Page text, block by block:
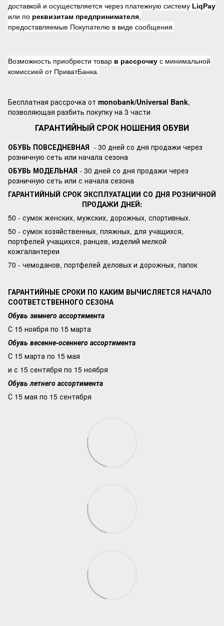
доставкой и осуществляется через платежную систему LiqPay
или по реквизитам предпринимателя
предоставляемые Покупателю в виде сообщения.
Возможность приобрести товар в рассрочку с минимальной
комиссией от ПриватБанка.
Бесплатная рассрочка от monobank/Universal Bank,
позволяющая разбить покупку на 3 части
ГАРАНТИЙНЫЙ СРОК НОШЕНИЯ ОБУВИ
ОБУВЬ ПОВСЕДНЕВНАЯ - 30 дней со дня продажи через
розничную сеть или начала сезона
ОБУВЬ МОДЕЛЬНАЯ - 30 дней со дня продажи через
розничную сеть или с начала сезона
ГАРАНТИЙНЫЙ СРОК ЭКСПЛУАТАЦИИ СО ДНЯ РОЗНИЧНОЙ
ПРОДАЖИ ДНЕЙ:
50 - сумок женских, мужских, дорожных, спортивных.
50 - сумок хозяйственных, пляжных, для учащихся,
портфелей учащихся, ранцев, изделий мелкой
кожгалантереи
70 - чемоданов, портфелей деловых и дорожных, папок
ГАРАНТИЙНЫЕ СРОКИ ПО КАКИМ ВЫЧИСЛЯЕТСЯ НАЧАЛО
СООТВЕТСТВЕННОГО СЕЗОНА
Обувь зимнего ассортимента
С 15 ноября по 15 марта
Обувь весенне-осеннего ассортимента
С 15 марта по 15 мая
и с 15 сентября по 15 ноября
Обувь летнего ассортимента
С 15 мая по 15 сентября